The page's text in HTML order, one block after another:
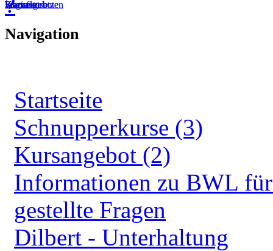
Startseite
Kursangebote
Kurs fortsetzen
Warenkorb
Login
Navigation
Startseite
Schnupperkurse (3)
Kursangebot (2)
Informationen zu BWL
gestellte Fragen
Dilbert - Unterhaltung